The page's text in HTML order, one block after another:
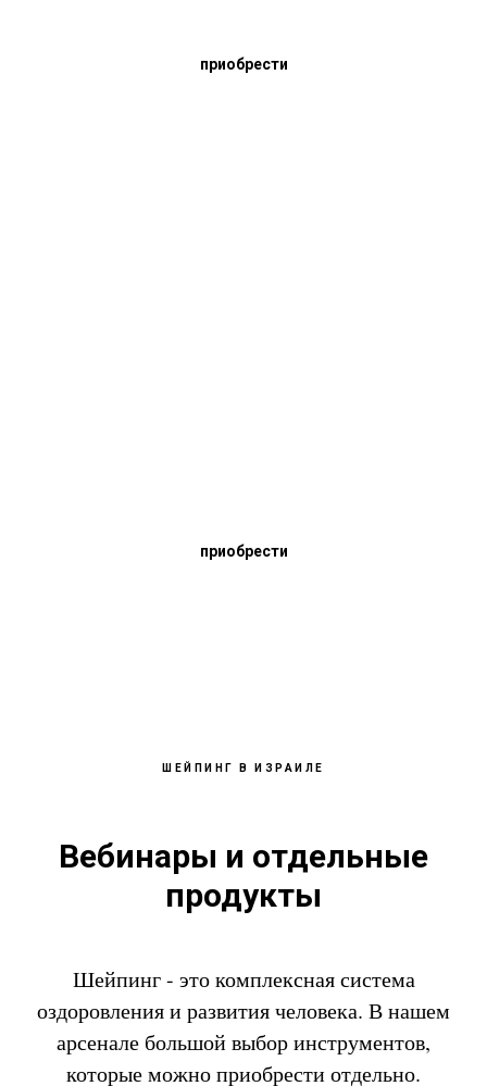
приобрести
приобрести
ШЕЙПИНГ В ИЗРАИЛЕ
Вебинары и отдельные
продукты
Шейпинг - это комплексная система
оздоровления и развития человека. В нашем
арсенале большой выбор инструментов,
которые можно приобрести отдельно.